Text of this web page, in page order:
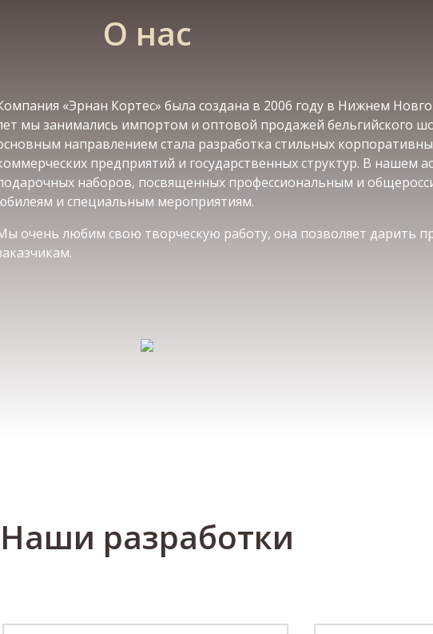
О нас
«Эрнан Кортес» была создана в 2006 году в Нижнем
мы занимались импортом и оптовой продажей бельгийского
направлением стала разработка стильных
предприятий и государственных структур. В нашем
наборов, посвященных профессиональным и
и специальным мероприятиям.
очень любим свою творческую работу, она позволяет дарить
Наши разработки